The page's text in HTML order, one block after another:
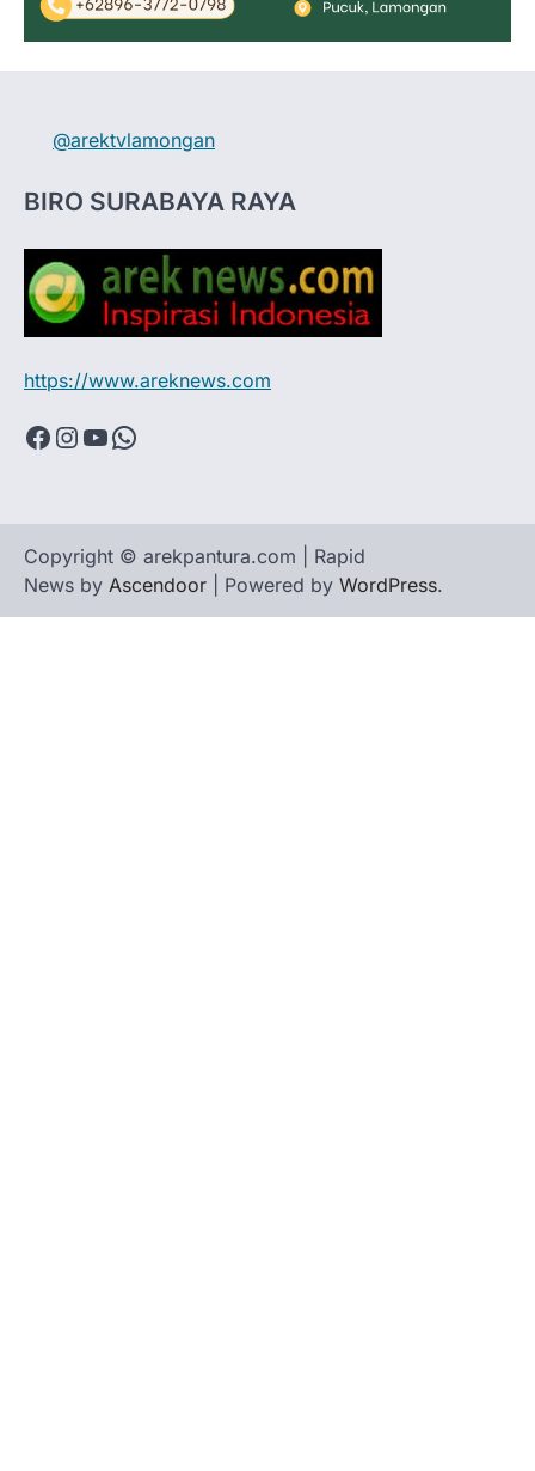
@arektvlamongan
BIRO SURABAYA RAYA
https://www.areknews.com
Facebook Instagram YouTube WhatsApp
Copyright © arekpantura.com | Rapid
News by Ascendoor | Powered by WordPress.